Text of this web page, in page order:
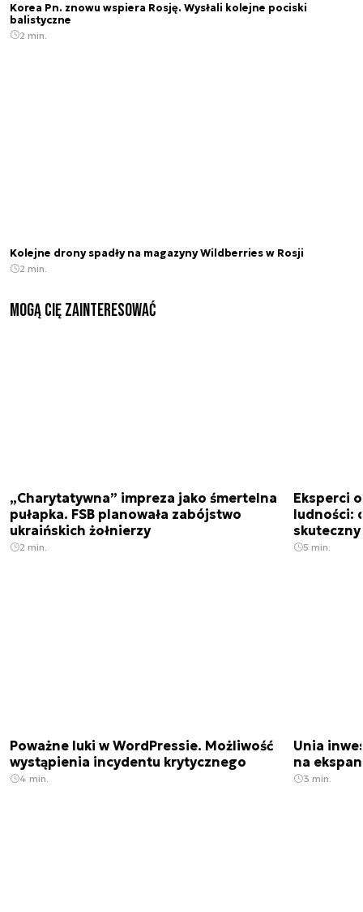
Korea Pn. znowu wspiera Rosję. Wysłali kolejne pociski
balistyczne
2 min.
Kolejne drony spadły na magazyny Wildberries w Rosji
2 min.
Mogą Cię zainteresować
„Charytatywna” impreza jako śmertelna
pułapka. FSB planowała zabójstwo
ukraińskich żołnierzy
2 min.
Eksperci
ludności:
skuteczny
5 min.
Poważne luki w WordPressie. Możliwość
wystąpienia incydentu krytycznego
4 min.
Unia
na
3 min.